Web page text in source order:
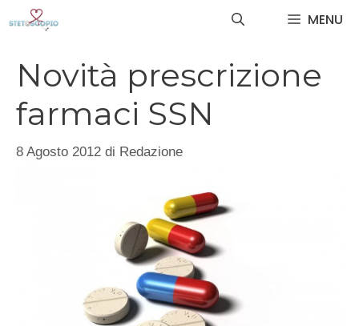
MENU
Novità prescrizione
farmaci SSN
8 Agosto 2012 di Redazione